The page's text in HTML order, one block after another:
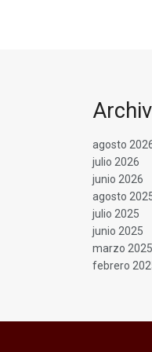
agosto
julio 2026
junio 2026
agosto
julio 2025
junio 2025
marzo 2025
febrero